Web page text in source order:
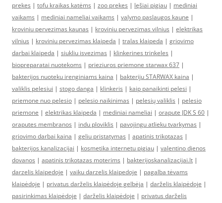
prekes | tofu kraikas katėms | zoo prekes | lęšiai pigiau | mediniai
vaikams | mediniai nameliai vaikams | valymo paslaugos kaune |
kroviniu pervezimas kaunas | kroviniu pervezimas vilnius | elektrikas
vilnius | kroviniu pervezimas klaipeda | tralas klaipeda | griovimo
darbai klaipeda | siukliu isvezimas | klinkerines trinkeles |
biopreparatai nuotekoms | prieziuros priemone starwax 637 |
bakterijos nuoteku irenginiams kaina | bakteriju STARWAX kaina |
valiklis pelesiui | stogo danga | klinkeris | kaip panaikinti pelesi |
priemone nuo pelesio | pelesio naikinimas | pelesių valiklis | pelesio
priemone | elektrikas klaipeda | mediniai nameliai | orapute JDK S 60 |
oraputes membranos | indu ploviklis | pavojingu atlieku tvarkymas |
griovimo darbai kaina | geliu pristatymas | apatinis trikotazas |
bakterijos kanalizacijai | kosmetika internetu pigiau | valentino dienos
dovanos | apatinis trikotazas moterims | bakterijoskanalizacijai.lt |
darzelis klaipedoje | vaiku darzelis klaipedoje | pagalba tėvams
klaipėdoje | privatus darželis klaipėdoje gelbėja | darželis klaipėdoje |
pasirinkimas klaipėdoje | darželis klaipėdoje | privatus darželis